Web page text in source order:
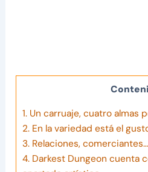
1.Un carruaje, cuatro almas
2.En la variedad está el
3.Relaciones, comerciantes…
4.Darkest Dungeon cuenta